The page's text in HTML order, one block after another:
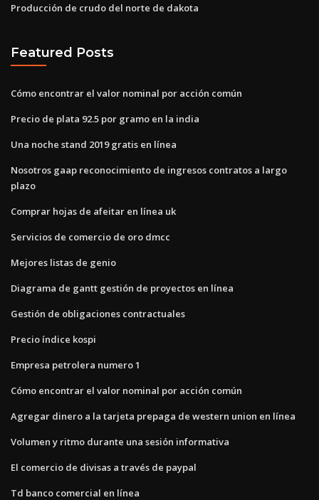
Producción de crudo del norte de dakota
Featured Posts
Cómo encontrar el valor nominal por acción común
Precio de plata 92.5 por gramo en la india
Una noche stand 2019 gratis en línea
Nosotros gaap reconocimiento de ingresos contratos a largo
plazo
Comprar hojas de afeitar en línea uk
Servicios de comercio de oro dmcc
Mejores listas de genio
Diagrama de gantt gestión de proyectos en línea
Gestión de obligaciones contractuales
Precio índice kospi
Empresa petrolera numero 1
Cómo encontrar el valor nominal por acción común
Agregar dinero a la tarjeta prepaga de western union en línea
Volumen y ritmo durante una sesión informativa
El comercio de divisas a través de paypal
Td banco comercial en línea